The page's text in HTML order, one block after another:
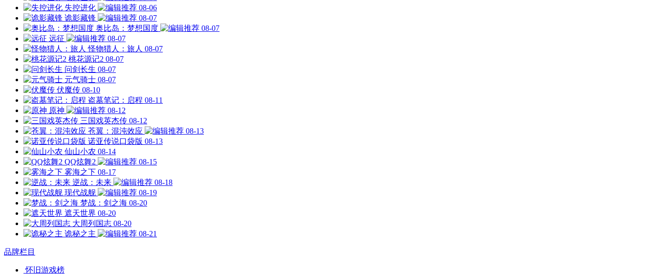
失控进化
08-06
诡影藏锋
08-07
奥比岛：梦想国度
08-07
远征
08-07
怪物猎人：旅人 08-07
桃花源记2 08-07
问剑长生 08-07
元气骑士 08-07
伏魔传 08-10
盗墓笔记：启程 08-11
原神
08-12
三国戏英杰传 08-12
苍翼：混沌效应
08-13
诺亚传说口袋版 08-13
仙山小农 08-14
QQ炫舞2
08-15
雾海之下 08-17
逆战：未来
08-18
现代战舰
08-19
梦战：剑之海 08-20
遮天世界 08-20
大周列国志 08-20
诡秘之主
08-21
品牌栏目
怀旧游戏榜